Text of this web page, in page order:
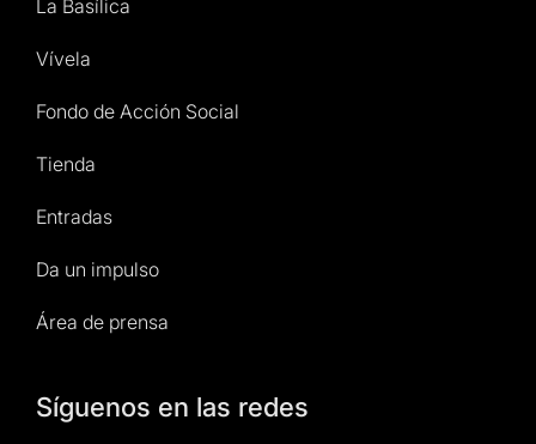
La Basílica
Vívela
Fondo de Acción Social
Tienda
Entradas
Da un impulso
Área de prensa
Síguenos en las redes